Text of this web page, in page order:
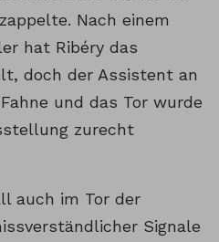
Nach einem
hat Ribéry das
doch der Assistent an
und das Tor wurde
zurecht
auch im Tor der
Signale